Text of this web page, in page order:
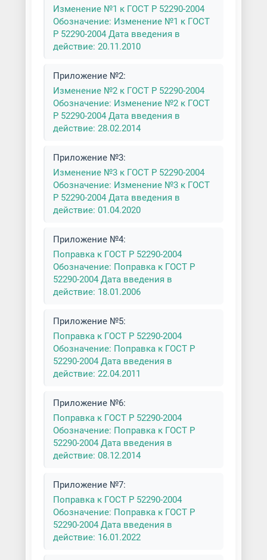
Изменение №1 к ГОСТ Р 52290-2004
Обозначение: Изменение №1 к ГОСТ
Р 52290-2004 Дата введения в
действие: 20.11.2010
Приложение №2:
Изменение №2 к ГОСТ Р 52290-2004
Обозначение: Изменение №2 к ГОСТ
Р 52290-2004 Дата введения в
действие: 28.02.2014
Приложение №3:
Изменение №3 к ГОСТ Р 52290-2004
Обозначение: Изменение №3 к ГОСТ
Р 52290-2004 Дата введения в
действие: 01.04.2020
Приложение №4:
Поправка к ГОСТ Р 52290-2004
Обозначение: Поправка к ГОСТ Р
52290-2004 Дата введения в
действие: 18.01.2006
Приложение №5:
Поправка к ГОСТ Р 52290-2004
Обозначение: Поправка к ГОСТ Р
52290-2004 Дата введения в
действие: 22.04.2011
Приложение №6:
Поправка к ГОСТ Р 52290-2004
Обозначение: Поправка к ГОСТ Р
52290-2004 Дата введения в
действие: 08.12.2014
Приложение №7:
Поправка к ГОСТ Р 52290-2004
Обозначение: Поправка к ГОСТ Р
52290-2004 Дата введения в
действие: 16.01.2022